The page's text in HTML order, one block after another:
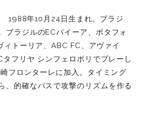
1988年10月24日生まれ。ブラジ
ブラジルのECバイーア、ボタフォ
ィトーリア、ABC FC、アヴァイ
フリヤ シンフェロポリでプレーし
フロンターレに加入。タイミング
、的確なパスで攻撃のリズムを作る